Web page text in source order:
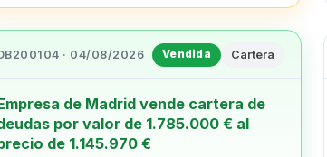
· 04/08/2026 Vendida Cartera
de Madrid vende cartera de
por valor de 1.785.000 € al
de 1.145.970 €